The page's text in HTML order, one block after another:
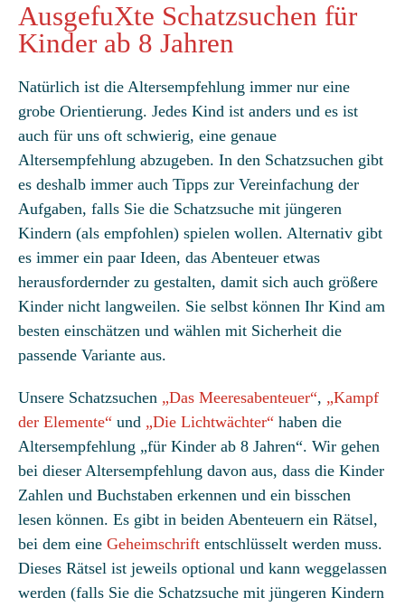
AusgefuXte Schatzsuchen für
Kinder ab 8 Jahren
Natürlich ist die Altersempfehlung immer nur eine
grobe Orientierung. Jedes Kind ist anders und es ist
auch für uns oft schwierig, eine genaue
Altersempfehlung abzugeben. In den Schatzsuchen gibt
es deshalb immer auch Tipps zur Vereinfachung der
Aufgaben, falls Sie die Schatzsuche mit jüngeren
Kindern (als empfohlen) spielen wollen. Alternativ gibt
es immer ein paar Ideen, das Abenteuer etwas
herausfordernder zu gestalten, damit sich auch größere
Kinder nicht langweilen. Sie selbst können Ihr Kind am
besten einschätzen und wählen mit Sicherheit die
passende Variante aus.
Unsere Schatzsuchen „Das Meeresabenteuer“, „Kampf
der Elemente“ und „Die Lichtwächter“ haben die
Altersempfehlung „für Kinder ab 8 Jahren“. Wir gehen
bei dieser Altersempfehlung davon aus, dass die Kinder
Zahlen und Buchstaben erkennen und ein bisschen
lesen können. Es gibt in beiden Abenteuern ein Rätsel,
bei dem eine Geheimschrift entschlüsselt werden muss.
Dieses Rätsel ist jeweils optional und kann weggelassen
werden (falls Sie die Schatzsuche mit jüngeren Kindern